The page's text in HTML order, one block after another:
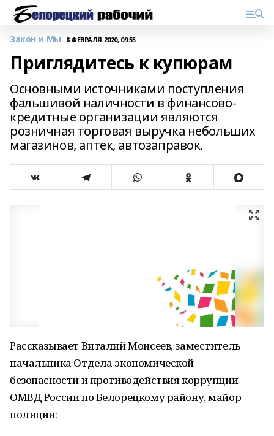
Закон и Мы 8 ФЕВРАЛЯ 2020, 09:55
Приглядитесь к купюрам
Основными источниками поступления
фальшивой наличности в финансово-
кредитные организации являются
розничная торговая выручка небольших
магазинов, аптек, автозаправок.
Рассказывает Виталий Моисеев, заместитель
начальника Отдела экономической
безопасности и противодействия коррупции
ОМВД России по Белорецкому району, майор
полиции: